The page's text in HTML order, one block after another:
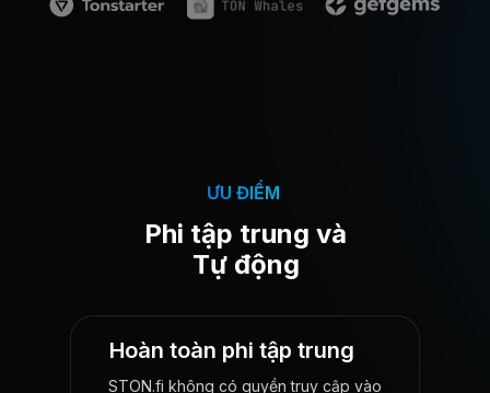
ƯU ĐIỂM
Phi tập trung và
Tự động
Hoàn toàn phi tập trung
STON.fi không có quyền truy cập vào